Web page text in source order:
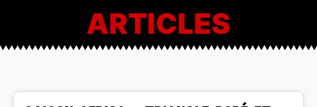
ARTICLES